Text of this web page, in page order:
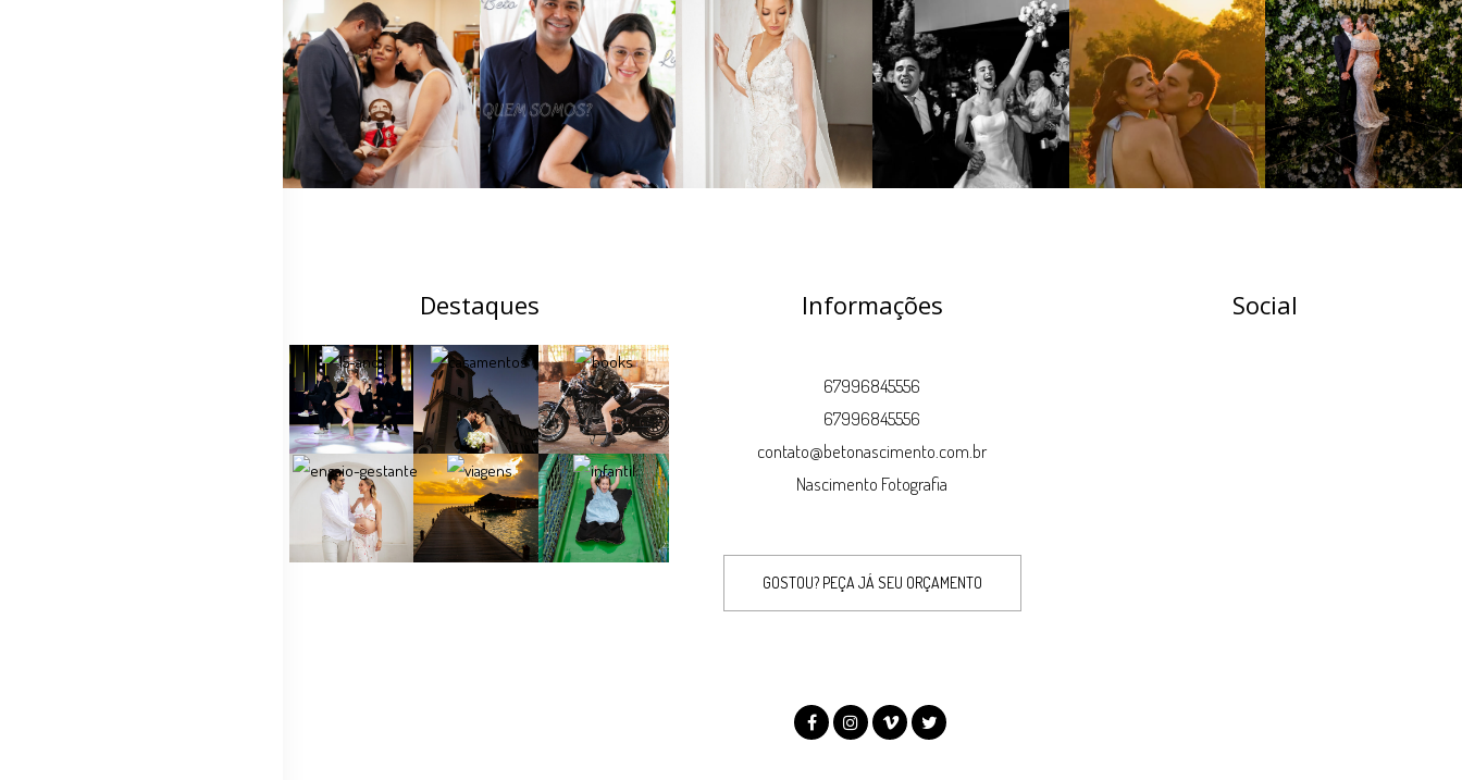
Destaques Informações
67996845556
67996845556
contato@betonascimento.com.br
Nascimento Fotografia
GOSTOU? PEÇA JÁ SEU ORÇAMENTO
Social